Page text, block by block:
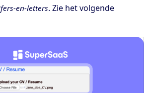
en-letters. Zie het volgende